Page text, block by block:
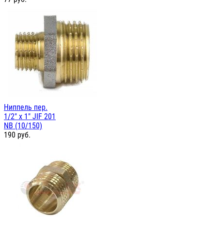
Ниппель пер.
1/2" х 1" JIF 201
NB (10/150)
190 руб.